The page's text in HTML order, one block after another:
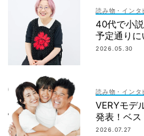
読み物・インタ
40代で小
予定通りに
みさん】
2026.05.30
読み物・インタ
VERYモデ
発表！ベス
簿も大公開
2026.07.27